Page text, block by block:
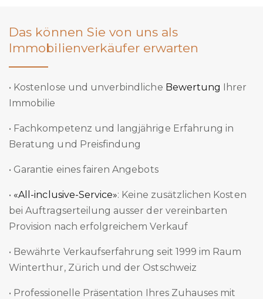
Das können Sie von uns als
Immobilienverkäufer erwarten
• Kostenlose und unverbindliche Bewertung Ihrer
Immobilie
• Fachkompetenz und langjährige Erfahrung in
Beratung und Preisfindung
• Garantie eines fairen Angebots
• «All-inclusive-Service»: Keine zusätzlichen Kosten
bei Auftragserteilung ausser der vereinbarten
Provision nach erfolgreichem Verkauf
• Bewährte Verkaufserfahrung seit 1999 im Raum
Winterthur, Zürich und der Ostschweiz
• Professionelle Präsentation Ihres Zuhauses mit